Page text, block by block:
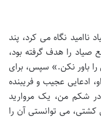
ناامید نگاه می کرد، پند
صیاد را هدف گرفته بود،
باور نکن.» سپس، برای
عجیب و فریبنده
شکم من، یک مروارید
کشتی، می توانستی آن را